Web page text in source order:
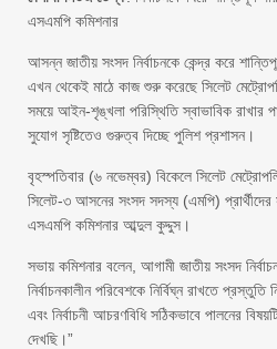
এসএমপি কমিশনার
আসন্ন জাতীয় সংসদ নির্বাচনকে কেন্দ্র করে
এখন থেকেই মাঠে কাজ শুরু করেছে সিলেট
সময়ে আইন-শৃঙ্খলা পরিস্থিতি স্বাভাবিক রাখার
সুযোগ সৃষ্টিতেও গুরুত্ব দিচ্ছে পুলিশ প্রশাসন।
বৃহস্পতিবার (৬ নভেম্বর) বিকেলে সিলেট
সিলেট-৩ আসনের সংসদ সদস্য (এমপি) প্রার্থীদের
এসএমপি কমিশনার আব্দুল কুদ্দুস।
সভায় কমিশনার বলেন, আগামী জাতীয় সংসদ
নির্বাচনকালীন পরিবেশকে নির্বিঘ্ন রাখতে
এবং নির্বাচনী আচরণবিধি সঠিকভাবে পালনের
দেখছি।”